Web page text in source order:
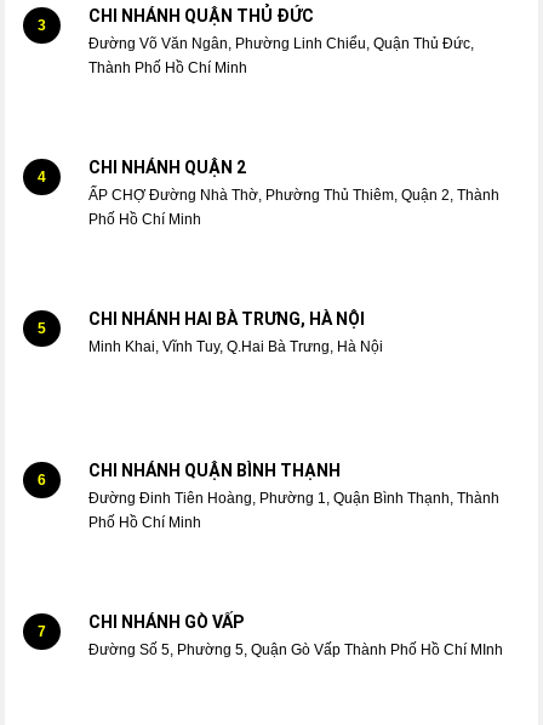
3 CHI NHÁNH QUẬN THỦ ĐỨC
Đường Võ Văn Ngân, Phường Linh Chiểu, Quận Thủ Đức,
Thành Phố Hồ Chí Minh
4 CHI NHÁNH QUẬN 2
ẤP CHỢ Đường Nhà Thờ, Phường Thủ Thiêm, Quận 2, Thành
Phố Hồ Chí Minh
5 CHI NHÁNH HAI BÀ TRƯNG, HÀ NỘI
Minh Khai, Vĩnh Tuy, Q.Hai Bà Trưng, Hà Nội
6 CHI NHÁNH QUẬN BÌNH THẠNH
Đường Đinh Tiên Hoàng, Phường 1, Quận Bình Thạnh, Thành
Phố Hồ Chí Minh
7 CHI NHÁNH GÒ VẤP
Đường Số 5, Phường 5, Quận Gò Vấp Thành Phố Hồ Chí MInh